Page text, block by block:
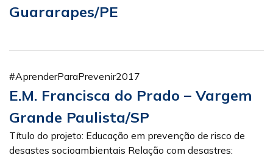
Guararapes/PE
#AprenderParaPrevenir2017
E.M. Francisca do Prado – Vargem
Grande Paulista/SP
Título do projeto: Educação em prevenção de risco de
desastes socioambientais Relação com desastres: